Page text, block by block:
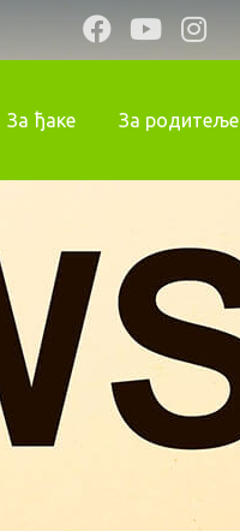
За ђаке За родитеље